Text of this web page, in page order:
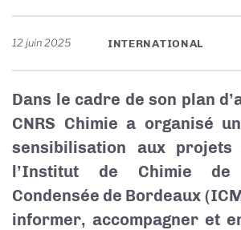
12 juin 2025 INTERNATIONAL
Dans le cadre de son plan
CNRS Chimie a organisé
sensibilisation aux projets
l’Institut de Chimie
Condensée de Bordeaux
informer, accompagner et